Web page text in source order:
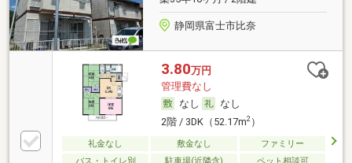
静岡県富士市比奈
3.80万円
管理費なし
なし
なし
2階 / 3DK（52.17m2）
礼金なし 敷金なし
ファミリー